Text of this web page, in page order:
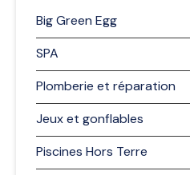
Big Green Egg
SPA
Plomberie et réparation
Jeux et gonflables
Piscines Hors Terre